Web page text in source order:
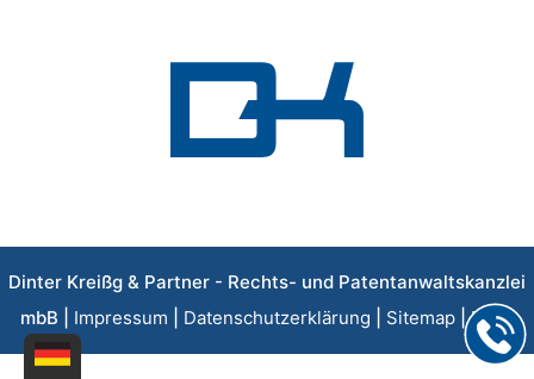
Dinter Kreißg & Partner - Rechts- und Patentanwaltskanzlei
mbB | Impressum Datenschutzerklärung Sitemap |FAQs